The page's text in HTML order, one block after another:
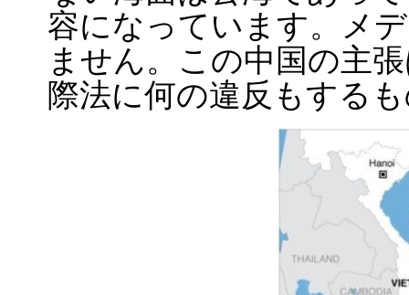
容になっています。メ
ません。この中国の主
際法に何の違反もする